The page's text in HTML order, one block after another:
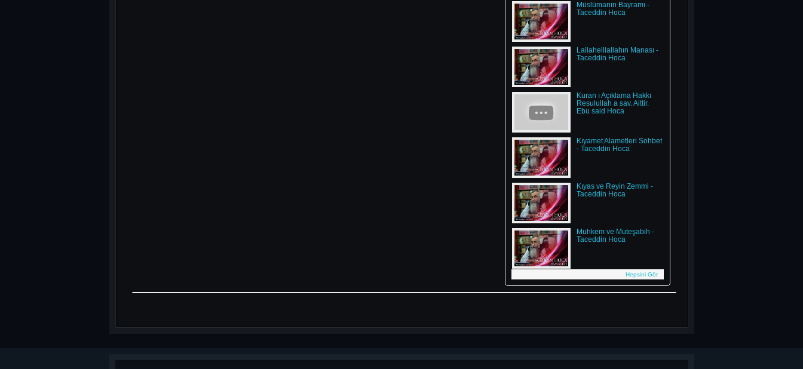
Müslümanın Bayramı -
Taceddin Hoca
Lailaheillallahın Manası -
Taceddin Hoca
Kuran ı Açıklama Hakkı
Resulullah a sav. Aittir.
Ebu said Hoca
Kıyamet Alametleri Sohbet
- Taceddin Hoca
Kıyas ve Reyin Zemmi -
Taceddin Hoca
Muhkem ve Muteşabih -
Taceddin Hoca
Hepsini Gör